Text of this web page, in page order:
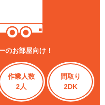
のお部屋向け！
作業人数
2人
間取り
2DK